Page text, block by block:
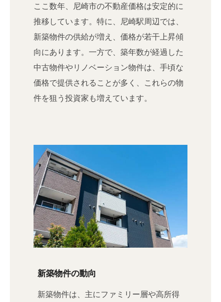
ここ数年、尼崎市の不動産価格は安定的に
推移しています。特に、尼崎駅周辺では、
新築物件の供給が増え、価格が若干上昇傾
向にあります。一方で、築年数が経過した
中古物件やリノベーション物件は、手頃な
価格で提供されることが多く、これらの物
件を狙う投資家も増えています。
新築物件の動向
新築物件は、主にファミリー層や高所得